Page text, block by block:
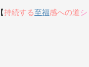
【持続する至福感への道